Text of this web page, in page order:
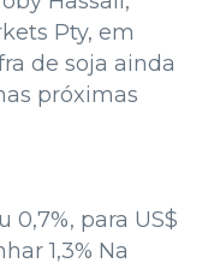
Pty, em
de soja ainda
próximas
0,7%, para US$
1,3% Na